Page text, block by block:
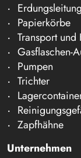
Papierkörbe
Transport
Gasflaschen-
Pumpen
Trichter
Zapfhähne
Unternehmen